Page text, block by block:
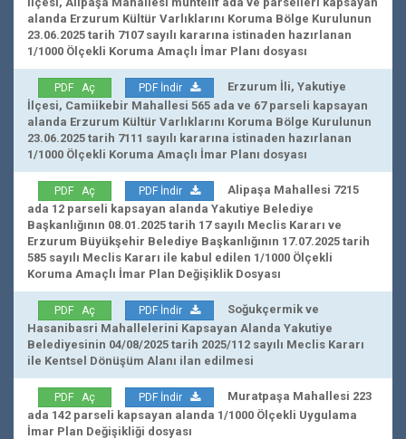
alanda Erzurum Kültür Varlıklarını Koruma Bölge Kurulunun
23.06.2025 tarih 7107 sayılı kararına istinaden hazırlanan
1/1000 Ölçekli Koruma Amaçlı İmar Planı dosyası
PDF Aç PDF İndir
Erzurum İli, Yakutiye
İlçesi, Camiikebir Mahallesi 565 ada ve 67 parseli kapsayan
alanda Erzurum Kültür Varlıklarını Koruma Bölge Kurulunun
23.06.2025 tarih 7111 sayılı kararına istinaden hazırlanan
1/1000 Ölçekli Koruma Amaçlı İmar Planı dosyası
PDF Aç PDF İndir
Alipaşa Mahallesi 7215
ada 12 parseli kapsayan alanda Yakutiye Belediye
Başkanlığının 08.01.2025 tarih 17 sayılı Meclis Kararı ve
Erzurum Büyükşehir Belediye Başkanlığının 17.07.2025 tarih
585 sayılı Meclis Kararı ile kabul edilen 1/1000 Ölçekli
Koruma Amaçlı İmar Plan Değişiklik Dosyası
PDF Aç PDF İndir
Soğukçermik ve
Hasanibasri Mahallelerini Kapsayan Alanda Yakutiye
Belediyesinin 04/08/2025 tarih 2025/112 sayılı Meclis Kararı
ile Kentsel Dönüşüm Alanı ilan edilmesi
PDF Aç PDF İndir
Muratpaşa Mahallesi 223
ada 142 parseli kapsayan alanda 1/1000 Ölçekli Uygulama
İmar Plan Değişikliği dosyası